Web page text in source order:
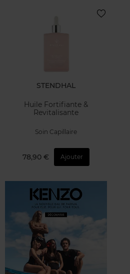
STENDHAL
Huile Fortifiante &
Revitalisante
Soin Capillaire
78,90 € Ajouter